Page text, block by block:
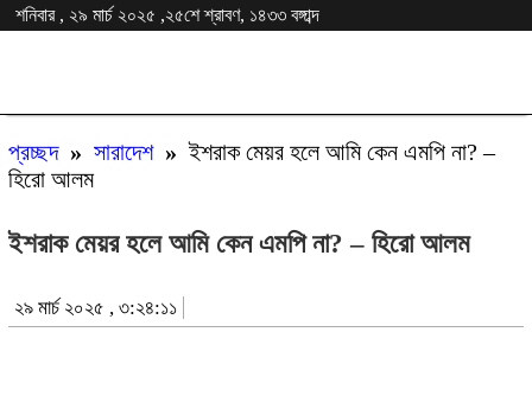
শনিবার , ২৯ মার্চ ২০২৫ ,২৫শে শ্রাবণ, ১৪৩৩ বঙ্গাব্দ
প্রচ্ছদ» সারাদেশ»ইশরাক মেয়র হলে আমি কেন এমপি না? –
হিরো আলম
ইশরাক মেয়র হলে আমি কেন এমপি না? – হিরো আলম
২৯ মার্চ ২০২৫ , ৩:২৪:১১